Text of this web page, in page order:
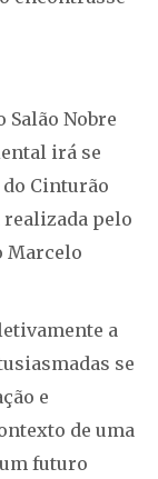
Salão Nobre
irá se
Cinturão
realizada pelo
Marcelo
a
se
e
de uma
futuro